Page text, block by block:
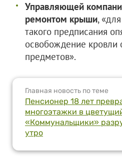
Управляющей
ремонтом крыши,
такого предписания
освобождение кровли
предметов».
Главная новость по теме
Пенсионер 18 лет
многоэтажки в
«Коммунальщики»
утро